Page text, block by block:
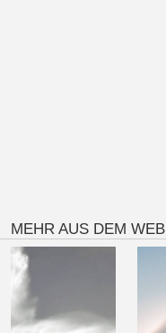
MEHR AUS DEM WEB